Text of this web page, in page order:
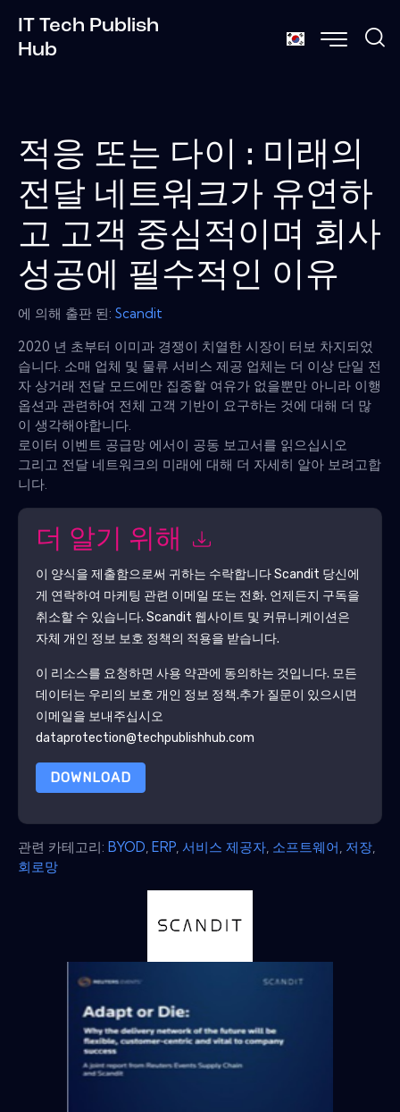
IT Tech Publish
Hub
적응 또는 다이 : 미래의
전달 네트워크가 유연하
고 고객 중심적이며 회사
성공에 필수적인 이유
에 의해 출판 된: Scandit
2020 년 초부터 이미과 경쟁이 치열한 시장이 터보 차지되었
습니다. 소매 업체 및 물류 서비스 제공 업체는 더 이상 단일 전
자 상거래 전달 모드에만 집중할 여유가 없을뿐만 아니라 이행
옵션과 관련하여 전체 고객 기반이 요구하는 것에 대해 더 많
이 생각해야합니다.
로이터 이벤트 공급망 에서이 공동 보고서를 읽으십시오
그리고 전달 네트워크의 미래에 대해 더 자세히 알아 보려고합
니다.
더 알기 위해
이 양식을 제출함으로써 귀하는 수락합니다Scandit 당신에
게 연락하여 마케팅 관련 이메일 또는 전화. 언제든지 구독을
취소할 수 있습니다. Scandit 웹사이트 및 커뮤니케이션은
자체 개인 정보 보호 정책의 적용을 받습니다.
이 리소스를 요청하면 사용 약관에 동의하는 것입니다. 모든
데이터는 우리의 보호 개인 정보 정책.추가 질문이 있으시면
이메일을 보내주십시오
dataprotection@techpublishhub.com
DOWNLOAD
관련 카테고리: BYOD ERP 서비스 제공자 소프트웨어 저장
회로망